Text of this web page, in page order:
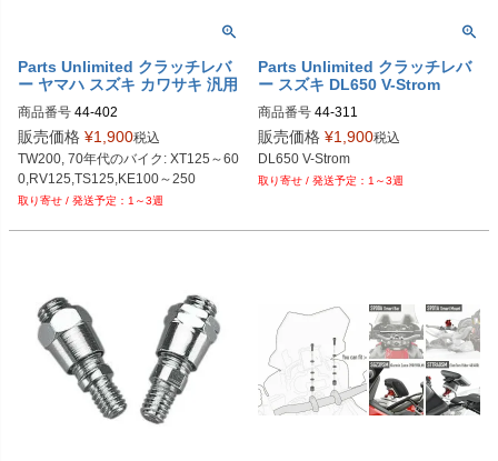
Parts Unlimited クラッチレバ
ー ヤマハ スズキ カワサキ 汎用
商品番号 44-402
販売価格 ¥1,900税込
TW200, 70年代のバイク: XT125～60
0,RV125,TS125,KE100～250
1～3週
Parts Unlimited クラッチレバ
ー スズキ DL650 V-Strom
商品番号 44-311
販売価格 ¥1,900税込
DL650 V-Strom
1～3週